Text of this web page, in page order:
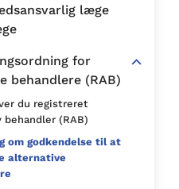
læge
for
behandlere (RAB)
du registreret
(RAB)
om godkendelse til at
alternative